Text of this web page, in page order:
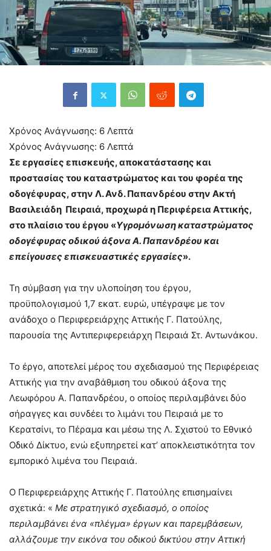
Χρόνος Ανάγνωσης: 6 Λεπτά
Χρόνος Ανάγνωσης: 6 Λεπτά
Σε εργασίες επισκευής, αποκατάστασης και
προστασίας του καταστρώματος και του φορέα της
οδογέφυρας, στην Λ. Ανδ. Παπανδρέου στην Ακτή
Βασιλειάδη Πειραιά, προχωρά η Περιφέρεια Αττικής,
στο πλαίσιο του έργου «Υγρομόνωση καταστρώματος
οδογέφυρας οδικού άξονα Α. Παπανδρέου και
επείγουσες επισκευαστικές εργασίες».
Τη σύμβαση για την υλοποίηση του έργου,
προϋπολογισμού 1,7 εκατ. ευρώ, υπέγραψε με τον
ανάδοχο ο Περιφερειάρχης Αττικής Γ. Πατούλης,
παρουσία της Αντιπεριφερειάρχη Πειραιά Στ. Αντωνάκου.
Το έργο, αποτελεί μέρος του σχεδιασμού της Περιφέρειας
Αττικής για την αναβάθμιση του οδικού άξονα της
Λεωφόρου Α. Παπανδρέου, ο οποίος περιλαμβάνει δύο
σήραγγες και συνδέει το λιμάνι του Πειραιά με το
Κερατσίνι, το Πέραμα και μέσω της Λ. Σχιστού το Εθνικό
Οδικό Δίκτυο, ενώ εξυπηρετεί κατ’ αποκλειστικότητα τον
εμπορικό λιμένα του Πειραιά.
Ο Περιφερειάρχης Αττικής Γ. Πατούλης επισημαίνει
σχετικά: « Με στρατηγικό σχεδιασμό, ο οποίος
περιλαμβάνει ένα «πλέγμα» έργων και παρεμβάσεων,
αλλάζουμε την εικόνα του οδικού δικτύου στην Αττική